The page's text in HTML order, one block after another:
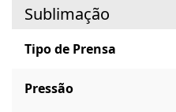
Sublimação
Tipo de Prensa
Pressão